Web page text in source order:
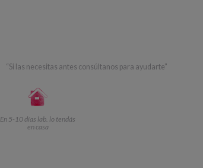
“Si las necesitas antes consúltanos para ayudarte”
En 5-10 días lab. lo tendás
en casa